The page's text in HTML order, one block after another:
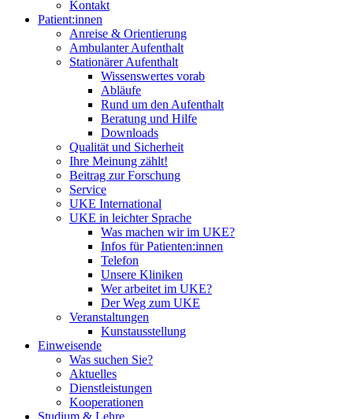
Kontakt
Patient:innen
Anreise & Orientierung
Ambulanter Aufenthalt
Stationärer Aufenthalt
Wissenswertes vorab
Abläufe
Rund um den Aufenthalt
Beratung und Hilfe
Downloads
Qualität und Sicherheit
Ihre Meinung zählt!
Beitrag zur Forschung
Service
UKE International
UKE in leichter Sprache
Was machen wir im UKE?
Infos für Patienten:innen
Telefon
Unsere Kliniken
Wer arbeitet im UKE?
Der Weg zum UKE
Veranstaltungen
Kunstausstellung
Einweisende
Was suchen Sie?
Aktuelles
Dienstleistungen
Kooperationen
Studium & Lehre